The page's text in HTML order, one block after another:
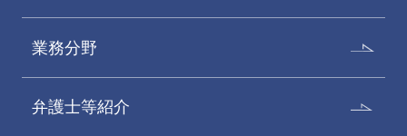
業務分野
弁護士等紹介